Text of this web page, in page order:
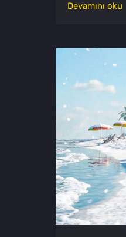
Devamını oku